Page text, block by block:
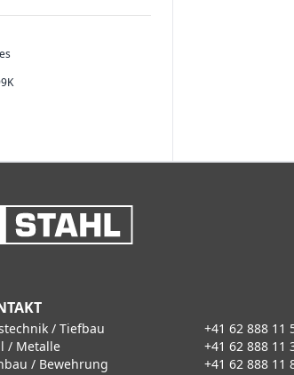
/ Tiefbau +41 62 888 11
/ Metalle
+41 62 888 11
/ Bewehrung
+41 62 888 11